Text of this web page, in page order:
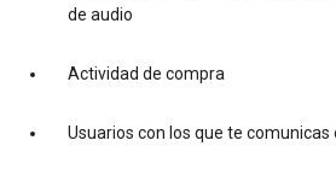
de audio
Actividad de compra
Usuarios con los que te